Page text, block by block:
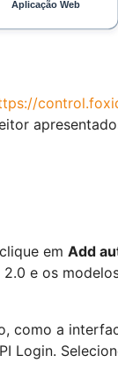
em Add
e os
como a
Login.